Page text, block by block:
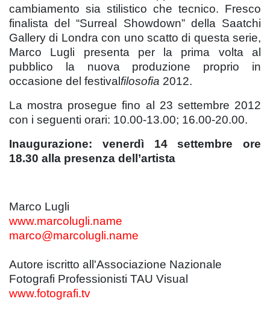
cambiamento sia stilistico che tecnico. Fresco
finalista del “Surreal Showdown” della Saatchi
Gallery di Londra con uno scatto di questa serie,
Marco Lugli presenta per la prima volta al
pubblico la nuova produzione proprio in
occasione del festivalfilosofia 2012.
La mostra prosegue fino al 23 settembre 2012
con i seguenti orari: 10.00-13.00; 16.00-20.00.
Inaugurazione: venerdì 14 settembre ore
18.30 alla presenza dell’artista
Marco Lugli
www.marcolugli.name
marco@marcolugli.name
Autore iscritto all'Associazione Nazionale
Fotografi Professionisti TAU Visual
www.fotografi.tv